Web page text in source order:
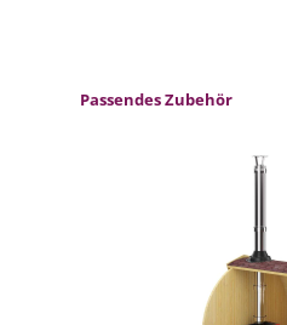
Produktgalerie überspringen
Passendes Zubehör